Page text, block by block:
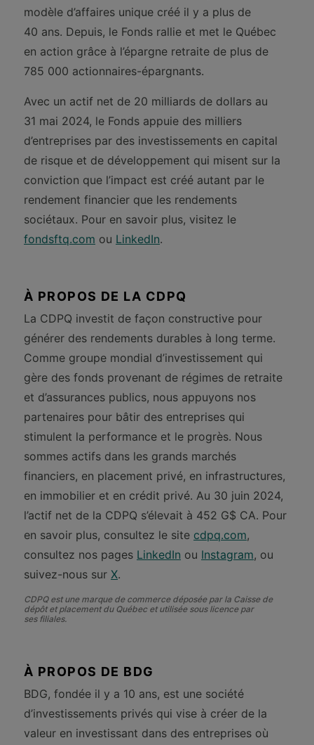
modèle d’affaires unique créé il y a plus de
40 ans. Depuis, le Fonds rallie et met le Québec
en action grâce à l’épargne retraite de plus de
785 000 actionnaires-épargnants.
Avec un actif net de 20 milliards de dollars au
31 mai 2024, le Fonds appuie des milliers
d’entreprises par des investissements en capital
de risque et de développement qui misent sur la
conviction que l’impact est créé autant par le
rendement financier que les rendements
sociétaux. Pour en savoir plus, visitez le
fondsftq.com ou LinkedIn.
À PROPOS DE LA CDPQ
La CDPQ investit de façon constructive pour
générer des rendements durables à long terme.
Comme groupe mondial d’investissement qui
gère des fonds provenant de régimes de retraite
et d’assurances publics, nous appuyons nos
partenaires pour bâtir des entreprises qui
stimulent la performance et le progrès. Nous
sommes actifs dans les grands marchés
financiers, en placement privé, en infrastructures,
en immobilier et en crédit privé. Au 30 juin 2024,
l’actif net de la CDPQ s’élevait à 452 G$ CA. Pour
en savoir plus, consultez le site cdpq.com,
consultez nos pages LinkedIn ou Instagram, ou
suivez-nous surX.
CDPQ est une marque de commerce déposée par la Caisse de
dépôt et placement du Québec et utilisée sous licence par
ses filiales.
À PROPOS DE BDG
BDG, fondée il y a 10 ans, est une société
d’investissements privés qui vise à créer de la
valeur en investissant dans des entreprises où